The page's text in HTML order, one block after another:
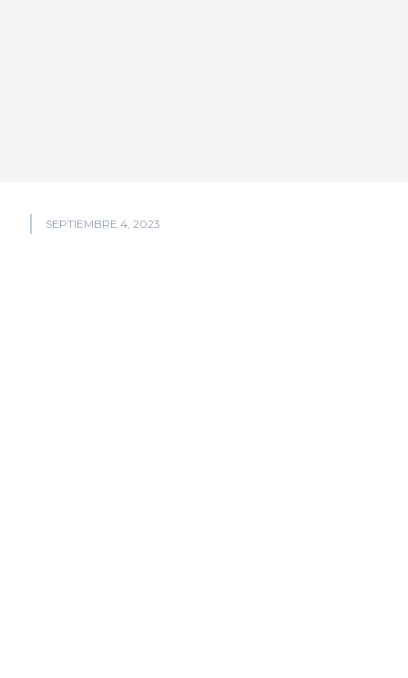
SEPTIEMBRE 4, 2023